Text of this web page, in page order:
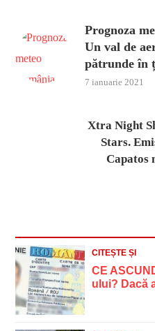
Prognoza
Un val de
pătrunde în
7 ianuarie 2021
Xtra Night
Stars.
Capatos
CITEȘTE ȘI
CE
ului? Dacă